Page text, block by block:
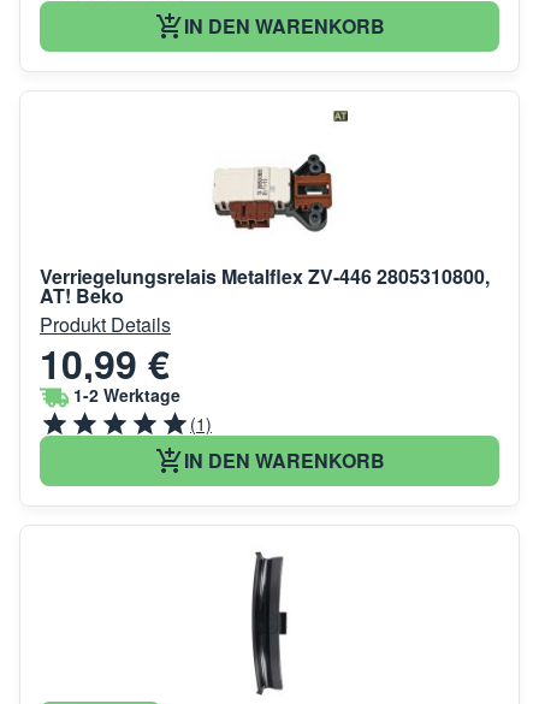
IN DEN WARENKORB
Verriegelungsrelais Metalflex ZV-446 2805310800,
AT! Beko
Produkt Details
10,99 €
1-2 Werktage
(1)
IN DEN WARENKORB